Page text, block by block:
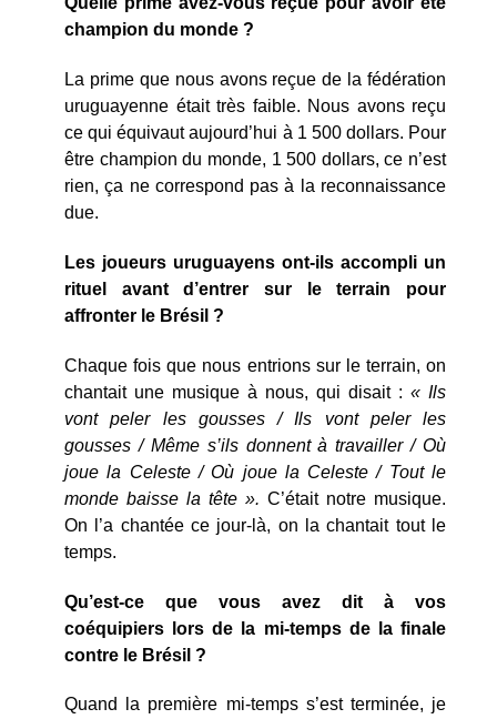
champion du monde ?
La prime que nous avons reçue de la fédération
uruguayenne était très faible. Nous avons reçu
ce qui équivaut aujourd’hui à 1 500 dollars. Pour
être champion du monde, 1 500 dollars, ce n’est
rien, ça ne correspond pas à la reconnaissance
due.
Les joueurs uruguayens ont-ils accompli un
rituel avant d’entrer sur le terrain pour
affronter le Brésil ?
Chaque fois que nous entrions sur le terrain, on
chantait une musique à nous, qui disait : « Ils
vont peler les gousses / Ils vont peler les
gousses / Même s’ils donnent à travailler / Où
joue la Celeste / Où joue la Celeste / Tout le
monde baisse la tête ». C’était notre musique.
On l’a chantée ce jour-là, on la chantait tout le
temps.
Qu’est-ce que vous avez dit à vos
coéquipiers lors de la mi-temps de la finale
contre le Brésil ?
Quand la première mi-temps s’est terminée, je